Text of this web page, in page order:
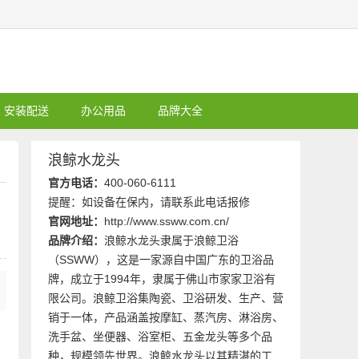
安装配送 办公用品 品牌大全
浪鲸水龙头
官方电话： 400-060-6111
提醒：如设备在保内，请联系此电话报修
官网地址： http://www.ssww.com.cn/
品牌介绍： 浪鲸水龙头隶属于浪鲸卫浴
（SSWW），这是一家源自中国广东的卫浴品
牌，成立于1994年，隶属于佛山市家家卫浴有
限公司。浪鲸卫浴集陶瓷、卫浴研发、生产、营
销于一体，产品涵盖按摩缸、蒸汽房、淋浴房、
洗手盆、坐便器、浴室柜、五金龙头等多个品
种，规模领先世界。浪鲸水龙头以其精湛的工